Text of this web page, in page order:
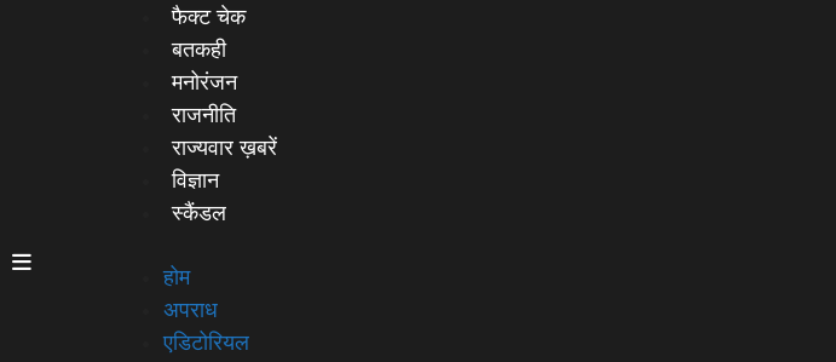
फैक्ट चेक
बतकही
मनोरंजन
राजनीति
राज्यवार ख़बरें
विज्ञान
स्कैंडल
होम
अपराध
एडिटोरियल